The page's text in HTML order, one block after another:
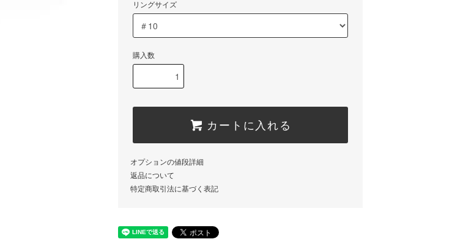
リングサイズ
購入数
カートに入れる
オプションの値段詳細
返品について
特定商取引法に基づく表記